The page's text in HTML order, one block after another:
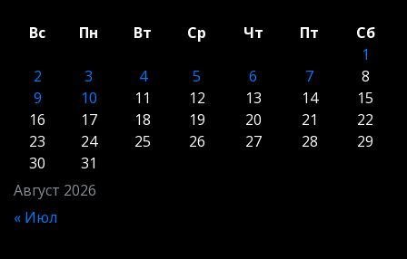
Август 2026
Вс Пн Вт Ср Чт Пт
Сб
1
2
3 4 5 6 7
8
9
10 11 12 13 14
15
16
17 18 19 20 21
22
23
24 25 26 27 28
29
30
31
« Июл